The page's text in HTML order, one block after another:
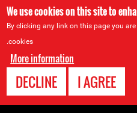
We use cookies on this site to
By clicking any link on this page you
cookies.
More information
I AGREE
DECLINE